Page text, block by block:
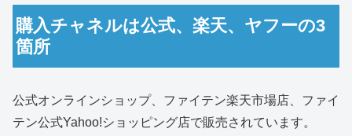
購入チャネルは公式、楽天、ヤフーの3
箇所
公式オンラインショップ、ファイテン楽天市場店、ファイ
テン公式Yahoo!ショッピング店で販売されています。